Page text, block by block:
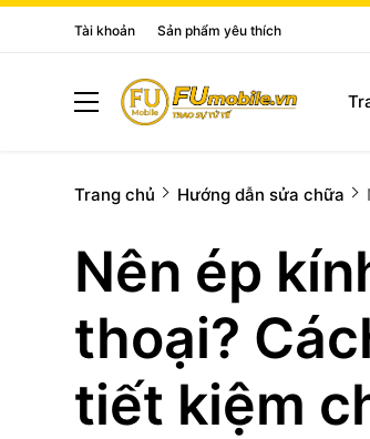
Tài khoản Sản phẩm yêu thích
Trang chủ Hướng dẫn sửa chữa
Nên ép
thoại?
tiết kiệm